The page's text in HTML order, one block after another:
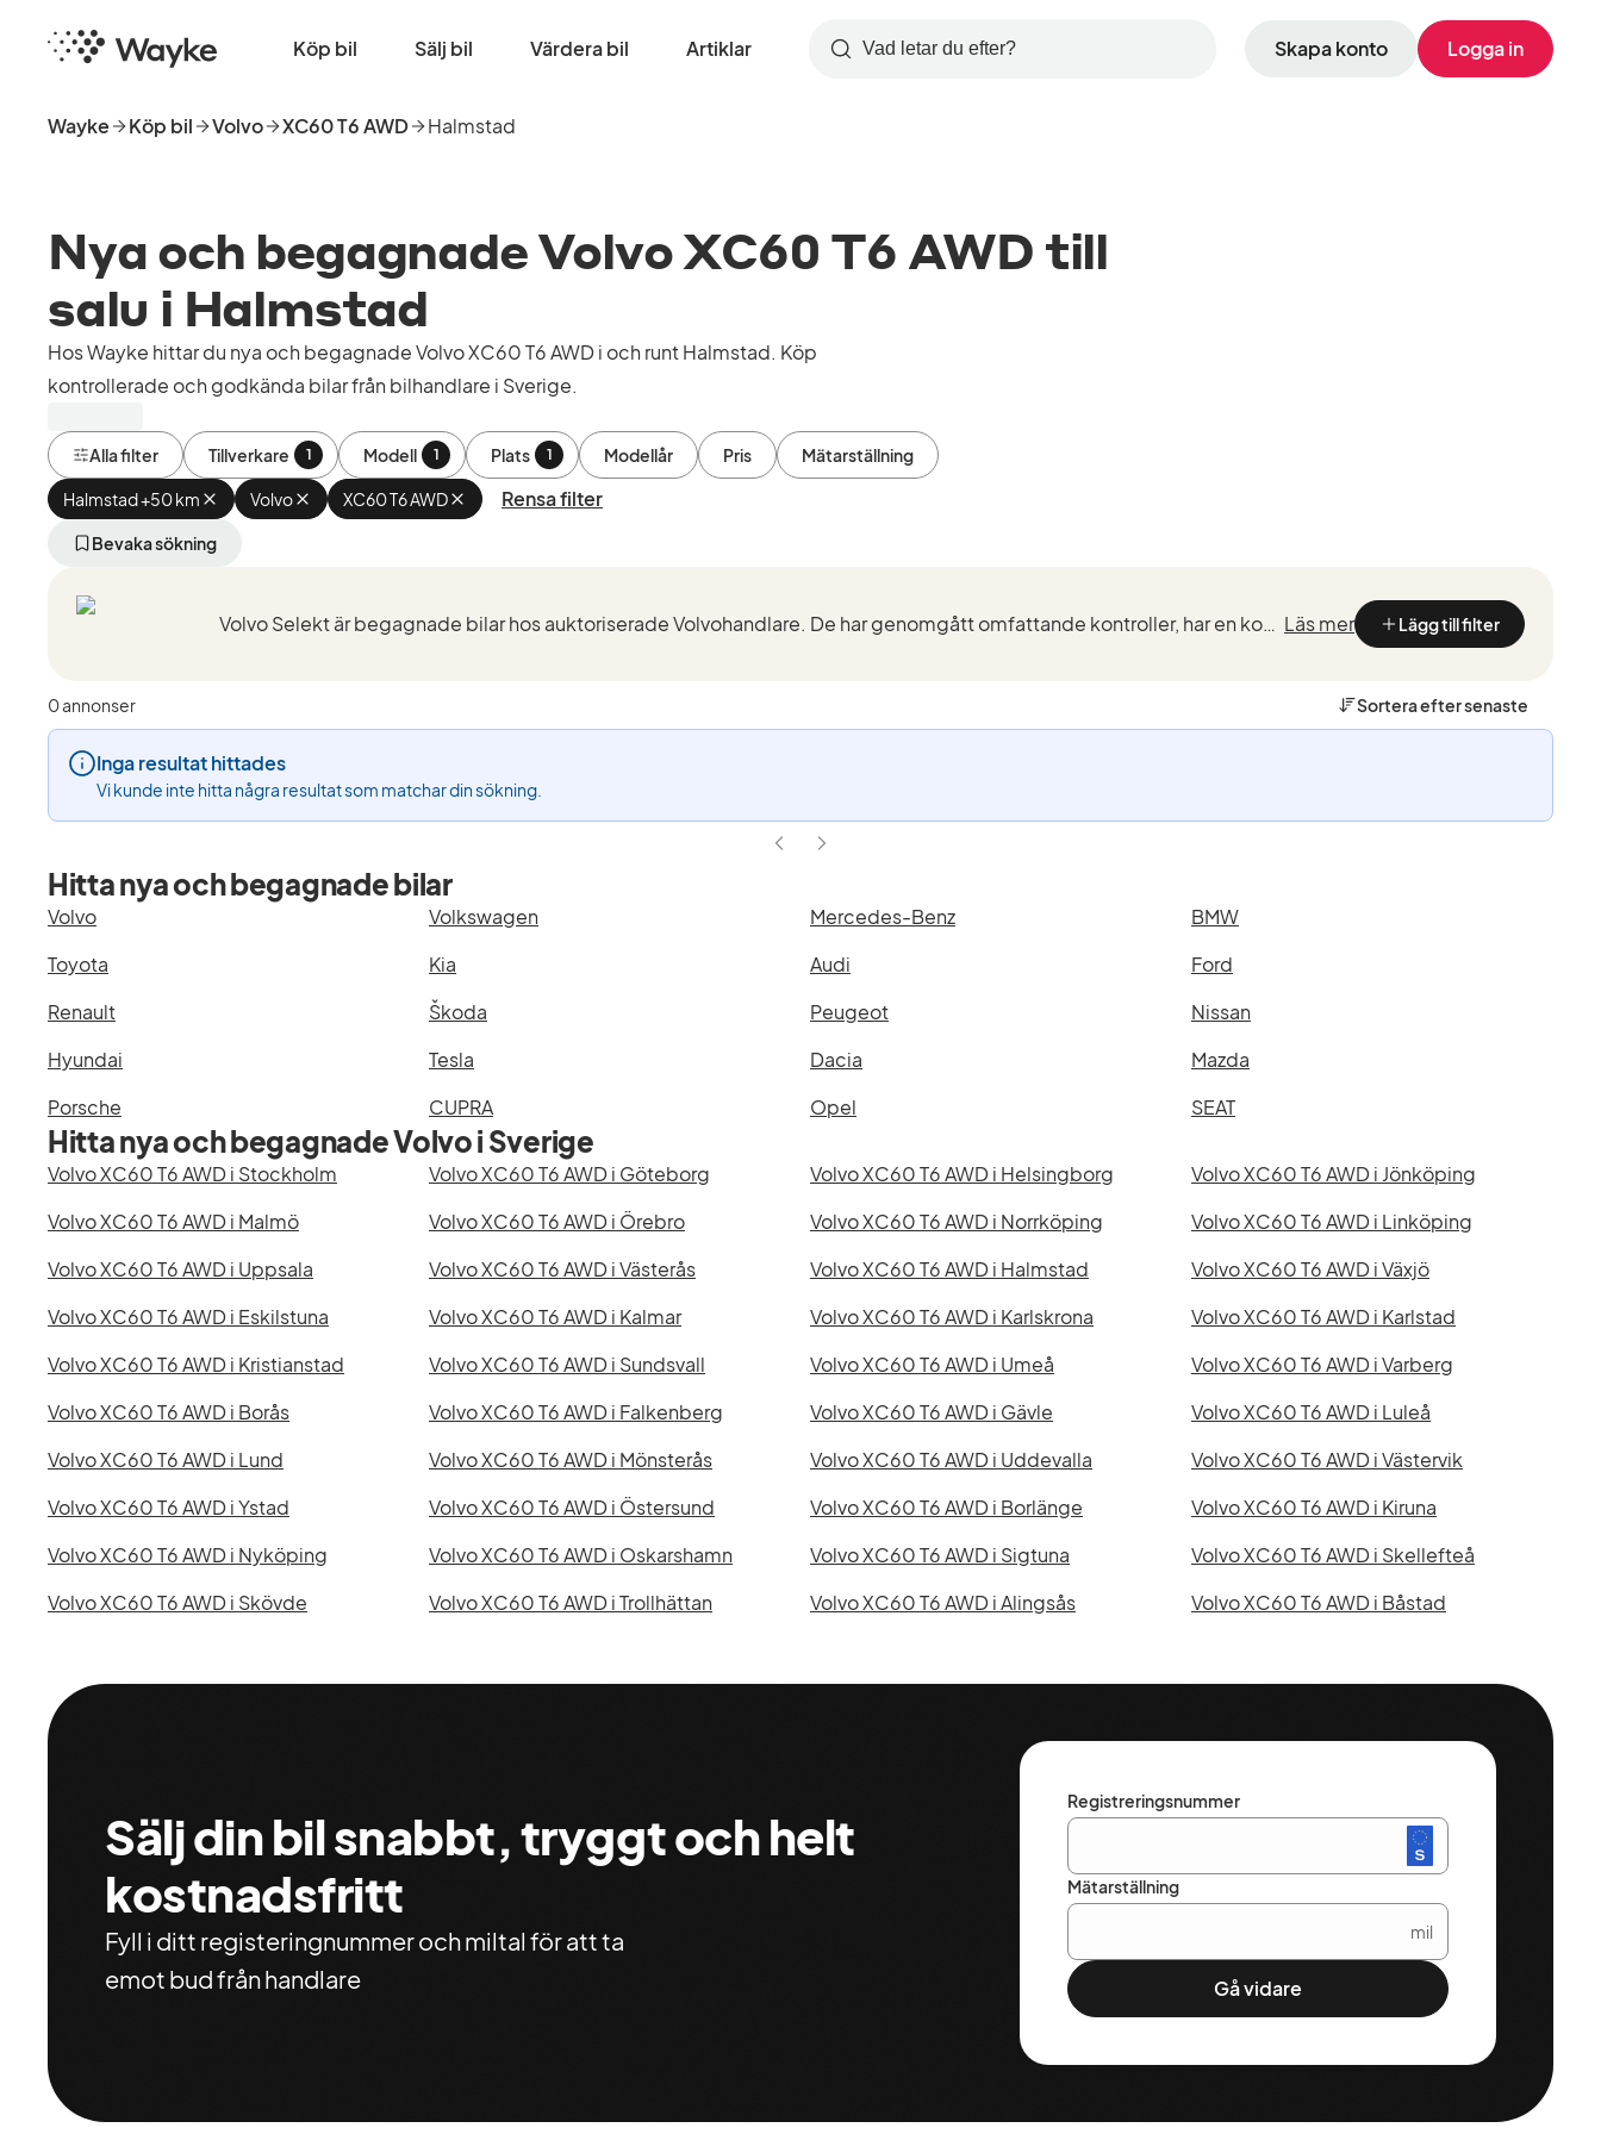
huvudinnehåll
Startsida Köp bil Sälj bil Värdera bil Artiklar Skapa konto Logga in
Sök
Wayke Köp bil Volvo XC60 T6 AWD Halmstad
Nya och begagnade Volvo XC60 T6 AWD till
salu i Halmstad
Hos Wayke hittar du nya och begagnade Volvo XC60 T6 AWD i och runt Halmstad. Köp
kontrollerade och godkända bilar från bilhandlare i Sverige.
Alla filter Tillverkare 1 Modell 1 Plats 1 Modellår Pris Mätarställning
Halmstad +50 km Ta
bort
aktivt
km
Volvo Ta
bort
XC60 T6 AWD Ta
bort
AWD
Rensa filter
Bevaka sökning
Volvo Selekt är begagnade bilar hos auktoriserade Volvohandlare. De har genomgått omfattande kontroller, har en komplett servicehistorik och rikstäckande garanti. Läs mer Lägg till filter
0 annonser Sortera eftersenaste
Inga resultat hittades
Vi kunde inte hitta några resultat som matchar din sökning.
Hitta nya och begagnade bilar
Volvo Volkswagen Mercedes-Benz
BMW
Toyota
Kia Audi
Ford
Renault
Škoda Peugeot
Nissan
Hyundai
Tesla Dacia
Mazda
Porsche
CUPRA Opel SEAT
Hitta nya och begagnade Volvo i Sverige
Volvo XC60 T6 AWD i Stockholm Volvo XC60 T6 AWD i Göteborg Volvo XC60 T6 AWD i Helsingborg
Volvo XC60 T6 AWD i Jönköping
Volvo XC60 T6 AWD i Malmö
Volvo XC60 T6 AWD i Örebro Volvo XC60 T6 AWD i Norrköping
Volvo XC60 T6 AWD i Linköping
Volvo XC60 T6 AWD i Uppsala
Volvo XC60 T6 AWD i Västerås Volvo XC60 T6 AWD i Halmstad
Volvo XC60 T6 AWD i Växjö
Volvo XC60 T6 AWD i Eskilstuna
Volvo XC60 T6 AWD i Kalmar Volvo XC60 T6 AWD i Karlskrona
Volvo XC60 T6 AWD i Karlstad
Volvo XC60 T6 AWD i Kristianstad
Volvo XC60 T6 AWD i Sundsvall Volvo XC60 T6 AWD i Umeå
Volvo XC60 T6 AWD i Varberg
Volvo XC60 T6 AWD i Borås
Volvo XC60 T6 AWD i Falkenberg Volvo XC60 T6 AWD i Gävle
Volvo XC60 T6 AWD i Luleå
Volvo XC60 T6 AWD i Lund
Volvo XC60 T6 AWD i Mönsterås Volvo XC60 T6 AWD i Uddevalla
Volvo XC60 T6 AWD i Västervik
Volvo XC60 T6 AWD i Ystad
Volvo XC60 T6 AWD i Östersund Volvo XC60 T6 AWD i Borlänge
Volvo XC60 T6 AWD i Kiruna
Volvo XC60 T6 AWD i Nyköping
Volvo XC60 T6 AWD i Oskarshamn Volvo XC60 T6 AWD i Sigtuna
Volvo XC60 T6 AWD i Skellefteå
Volvo XC60 T6 AWD i Skövde
Volvo XC60 T6 AWD i Trollhättan Volvo XC60 T6 AWD i Alingsås Volvo XC60 T6 AWD i Båstad
Sälj din bil snabbt, tryggt och helt
kostnadsfritt
Fyll i ditt registeringnummer och miltal för att ta
emot bud från handlare
Registreringsnummer
Mätarställning
mil
Gå vidare